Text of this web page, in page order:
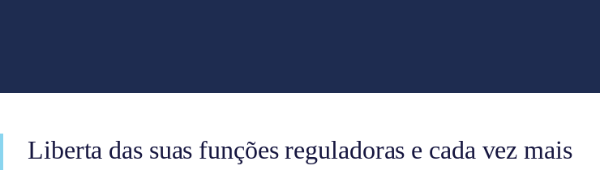
Liberta das suas funções reguladoras e cada vez mais